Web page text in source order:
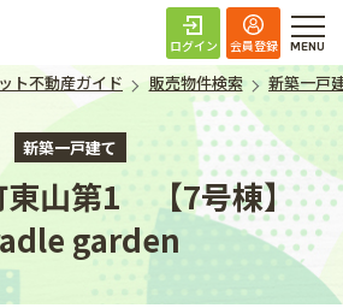
住まいの専門店 ハ
ログイン 会員登録
ト不動産ガイド 販売物件検索 新築一戸
新築一戸建て
東山第1 【7号棟】
garden